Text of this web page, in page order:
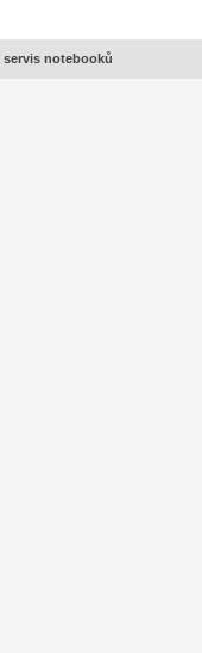
servis notebooků